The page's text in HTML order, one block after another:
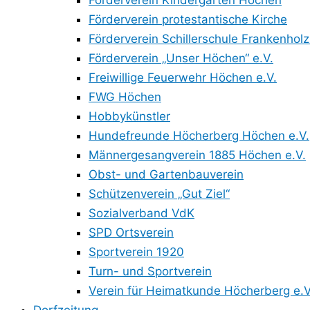
Förderverein protestantische Kirche
Förderverein Schillerschule
Förderverein „Unser Höchen“ e.V.
Freiwillige Feuerwehr Höchen e.V.
FWG Höchen
Hobbykünstler
Hundefreunde Höcherberg Höchen e.V.
Männergesangverein 1885 Höchen e.V.
Obst- und Gartenbauverein
Schützenverein „Gut Ziel“
Sozialverband VdK
SPD Ortsverein
Sportverein 1920
Turn- und Sportverein
Verein für Heimatkunde Höcherberg